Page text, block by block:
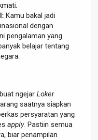
Kamu bakal jadi
dengan
pengalaman yang
belajar tentang
ngejar Loker
saatnya siapkan
persyaratan yang
apply. Pastiin semua
biar penampilan